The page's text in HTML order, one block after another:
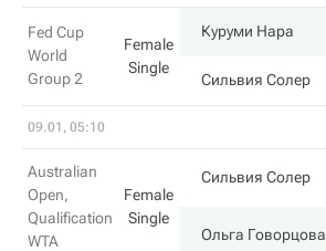
Fed Cup
World
Group 2
Female
Single
Куруми Нара
Сильвия Солер
09.01, 05:10
Australian
Open,
Qualification
WTA
Female
Single
Сильвия Солер
Ольга Говорцова